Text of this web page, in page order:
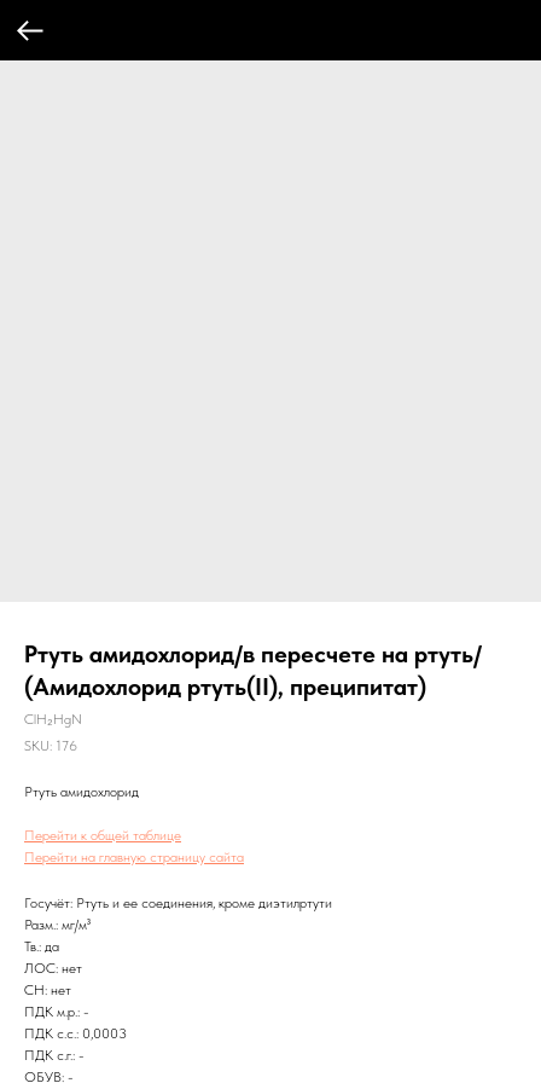
Ртуть амидохлорид/в пересчете на ртуть/
(Амидохлорид ртуть(II), преципитат)
ClH₂HgN
SKU: 176
Ртуть амидохлорид
Перейти к общей таблице
Перейти на главную страницу сайта
Госучёт: Ртуть и ее соединения, кроме диэтилртути
Разм.: мг/м³
Тв.: да
ЛОС: нет
CH: нет
ПДК м.р.: -
ПДК с.с.: 0,0003
ПДК с.г.: -
ОБУВ: -